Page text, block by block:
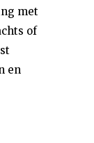
met
of
en